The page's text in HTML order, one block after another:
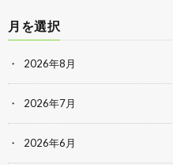
月を選択
2026年8月
2026年7月
2026年6月